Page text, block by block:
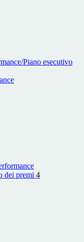
Piano esecutivo
dei premi 4